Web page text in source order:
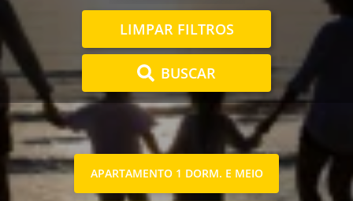
LIMPAR FILTROS
BUSCAR
APARTAMENTO 1 DORM. E MEIO